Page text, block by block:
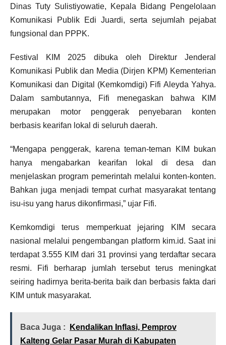
Dinas Tuty Sulistiyowatie, Kepala Bidang Pengelolaan
Komunikasi Publik Edi Juardi, serta sejumlah pejabat
fungsional dan PPPK.
Festival KIM 2025 dibuka oleh Direktur Jenderal
Komunikasi Publik dan Media (Dirjen KPM) Kementerian
Komunikasi dan Digital (Kemkomdigi) Fifi Aleyda Yahya.
Dalam sambutannya, Fifi menegaskan bahwa KIM
merupakan motor penggerak penyebaran konten
berbasis kearifan lokal di seluruh daerah.
“Mengapa penggerak, karena teman-teman KIM bukan
hanya mengabarkan kearifan lokal di desa dan
menjelaskan program pemerintah melalui konten-konten.
Bahkan juga menjadi tempat curhat masyarakat tentang
isu-isu yang harus dikonfirmasi,” ujar Fifi.
Kemkomdigi terus memperkuat jejaring KIM secara
nasional melalui pengembangan platform kim.id. Saat ini
terdapat 3.555 KIM dari 31 provinsi yang terdaftar secara
resmi. Fifi berharap jumlah tersebut terus meningkat
seiring hadirnya berita-berita baik dan berbasis fakta dari
KIM untuk masyarakat.
Baca Juga :
Kendalikan Inflasi, Pemprov
Kalteng Gelar Pasar Murah di Kabupaten